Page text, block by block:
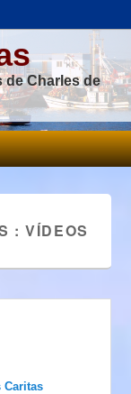
de Charles de
:VÍDEOS
Caritas